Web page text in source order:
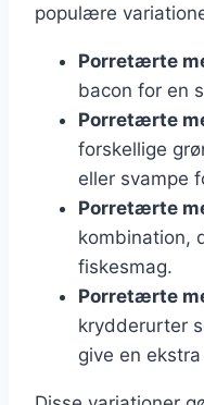
populære
Porretærte
bacon for en
Porretærte
forskellige
eller svampe
Porretærte
kombination,
fiskesmag.
Porretærte
krydderurter
give en